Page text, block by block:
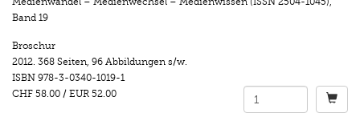
Band 19
Broschur
2012. 368 Seiten, 96 Abbildungen s/w.
ISBN 978-3-0340-1019-1
CHF 58.00 / EUR 52.00